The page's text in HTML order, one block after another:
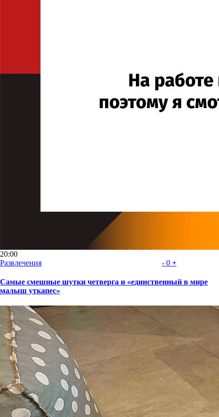
20:00
Развлечения
- 0 +
Самые смешные шутки четверга и «единственный в мире
малыш уткапес»